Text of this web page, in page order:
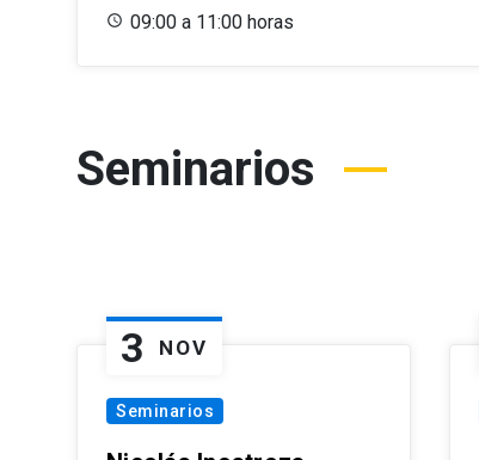
09:00 a 11:00 horas
Seminarios
3 NOV
Seminarios